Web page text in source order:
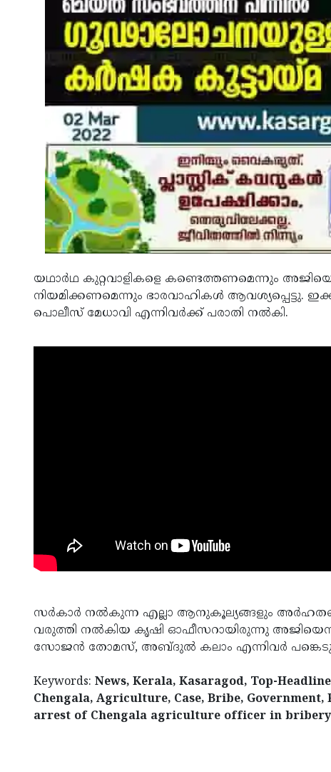
യഥാര്‍ഥ കുറ്റവാളികളെ കണ്ടെത്തണമെന്നും
നിയമിക്കണമെന്നും ഭാരവാഹികൾ ആവശ്യപ്പെട്ടു.
പൊലീസ് മേധാവി എന്നിവർക്ക് പരാതി നൽകി.
സര്‍കാര്‍ നല്‍കുന്ന എല്ലാ ആനുകൂല്യങ്ങളും
വരുത്തി നല്‍കിയ കൃഷി ഓഫീസറായിരുന്നു
സോജൻ തോമസ്, അബ്ദുൽ കലാം എന്നിവർ
Keywords: News, Kerala, Kasaragod, Top-
Chengala, Agriculture, Case, Bribe,
arrest of Chengala agriculture officer in bribery